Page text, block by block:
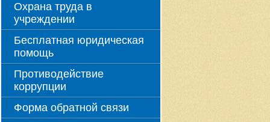
Охрана труда в
учреждении
Бесплатная юридическая
помощь
Противодействие
коррупции
Форма обратной связи